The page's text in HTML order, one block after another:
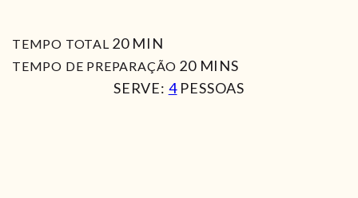
TEMPO TOTAL 20MIN
MIN
TEMPO DE PREPARAÇÃO 20MIN
MINS
SERVE: 4 PESSOAS